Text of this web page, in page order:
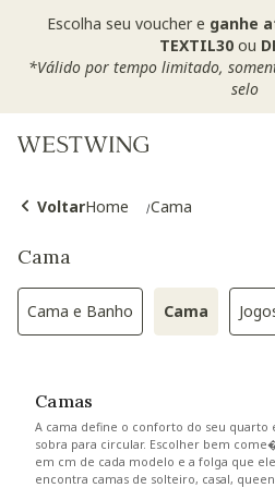
Escolha seu voucher e ganhe
TEXTIL30 ou
*Válido por tempo limitado,
selo
VoltarHome Cama
Cama
Cama e BanhoRefinar por Categoria:
Cama
Camas
A cama define o conforto do seu
sobra para circular. Escolher bem
em cm de cada modelo e a folga que
encontra camas de solteiro, casal,